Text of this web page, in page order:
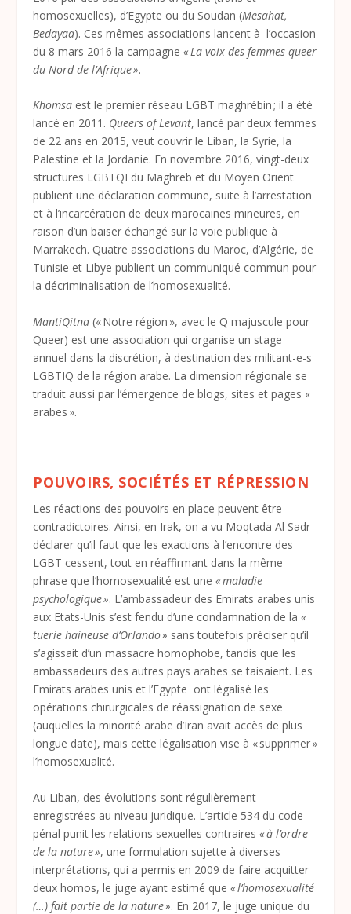
homosexuelles), d’Egypte ou du Soudan (Mesahat,
Bedayaa). Ces mêmes associations lancent à l’occasion
du 8 mars 2016 la campagne« La voix des femmes queer
du Nord de l’Afrique ».
Khomsa est le premier réseau LGBT maghrébin ; il a été
lancé en 2011. Queers of Levant, lancé par deux femmes
de 22 ans en 2015, veut couvrir le Liban, la Syrie, la
Palestine et la Jordanie. En novembre 2016, vingt-deux
structures LGBTQI du Maghreb et du Moyen Orient
publient une déclaration commune, suite à l’arrestation
et à l’incarcération de deux marocaines mineures, en
raison d’un baiser échangé sur la voie publique à
Marrakech. Quatre associations du Maroc, d’Algérie, de
Tunisie et Libye publient un communiqué commun pour
la décriminalisation de l’homosexualité.
MantiQitna (« Notre région », avec le Q majuscule pour
Queer) est une association qui organise un stage
annuel dans la discrétion, à destination des militant-e-s
LGBTIQ de la région arabe. La dimension régionale se
traduit aussi par l’émergence de blogs, sites et pages «
arabes ».
POUVOIRS, SOCIÉTÉS ET RÉPRESSION
Les réactions des pouvoirs en place peuvent être
contradictoires. Ainsi, en Irak, on a vu Moqtada Al Sadr
déclarer qu’il faut que les exactions à l’encontre des
LGBT cessent, tout en réaffirmant dans la même
phrase que l’homosexualité est une« maladie
psychologique ». L’ambassadeur des Emirats arabes unis
aux Etats-Unis s’est fendu d’une condamnation de la«
tuerie haineuse d’Orlando » sans toutefois préciser qu’il
s’agissait d’un massacre homophobe, tandis que les
ambassadeurs des autres pays arabes se taisaient. Les
Emirats arabes unis et l’Egypte ont légalisé les
opérations chirurgicales de réassignation de sexe
(auquelles la minorité arabe d’Iran avait accès de plus
longue date), mais cette légalisation vise à « supprimer »
l’homosexualité.
Au Liban, des évolutions sont régulièrement
enregistrées au niveau juridique. L’article 534 du code
pénal punit les relations sexuelles contraires« à l’ordre
de la nature », une formulation sujette à diverses
interprétations, qui a permis en 2009 de faire acquitter
deux homos, le juge ayant estimé que« l’homosexualité
(…) fait partie de la nature ». En 2017, le juge unique du